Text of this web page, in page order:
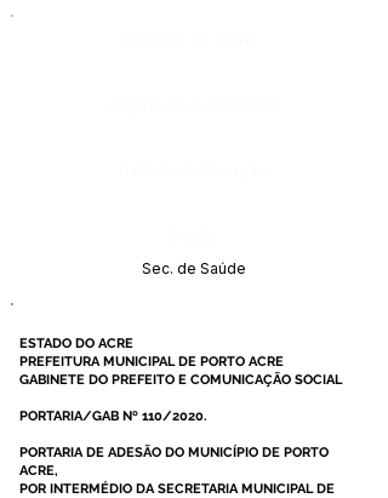
Sec. de Saúde
ESTADO DO ACRE
PREFEITURA MUNICIPAL DE PORTO ACRE
GABINETE DO PREFEITO E COMUNICAÇÃO SOCIAL
PORTARIA/GAB Nº 110/2020.
PORTARIA DE ADESÃO DO MUNICÍPIO DE PORTO
ACRE,
POR INTERMÉDIO DA SECRETARIA MUNICIPAL DE